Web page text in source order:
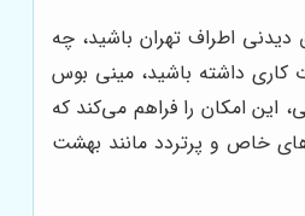
اطراف تهران باشید، چه
کاری داشته باشید، مینی بوس
امکان را فراهم می‌کند که
خاص و پرتردد مانند بهشت